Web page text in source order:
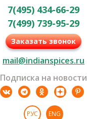
7(495) 434-66-29
7(499) 739-95-29
Заказать звонок
mail@indianspices.ru
Подписка на новости
РУС ENG